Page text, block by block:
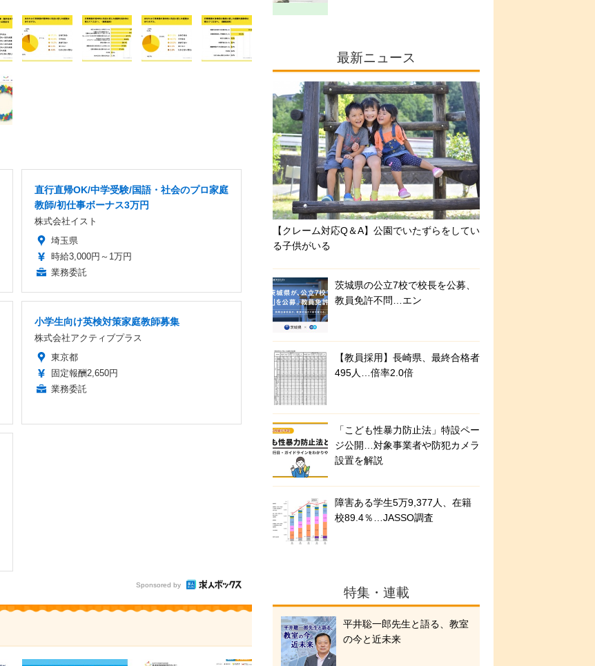
直行直帰OK/中学受験/国語・社会のプロ家庭
教師/初仕事ボーナス3万円
株式会社イスト
埼玉県
時給3,000円～1万円
業務委託
小学生向け英検対策家庭教師募集
株式会社アクティブプラス
東京都
固定報酬2,650円
業務委託
Sponsored by
最新ニュース
【クレーム対応Q＆A】公園でいたずらをしてい
る子供がいる
茨城県の公立7校で校長を公募、
教員免許不問…エン
【教員採用】長崎県、最終合格者
495人…倍率2.0倍
「こども性暴力防止法」特設ペー
ジ公開…対象事業者や防犯カメラ
設置を解説
障害ある学生5万9,377人、在籍
校89.4％…JASSO調査
特集・連載
平井聡一郎先生と語る、教室
の今と近未来